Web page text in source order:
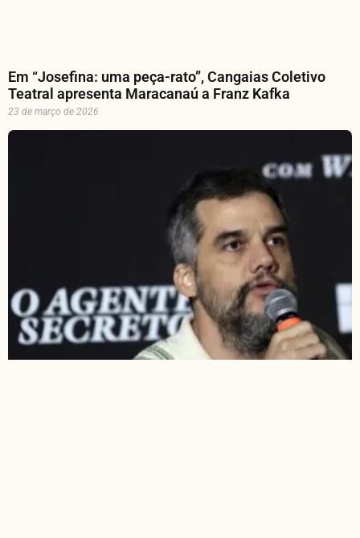
Em “Josefina: uma peça-rato”, Cangaias Coletivo
Teatral apresenta Maracanaú a Franz Kafka
23 de março de 2026